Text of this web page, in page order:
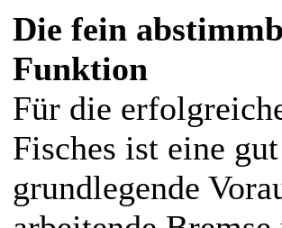
Die fein
Funktion
Für die
Fisches ist eine
grundlegende